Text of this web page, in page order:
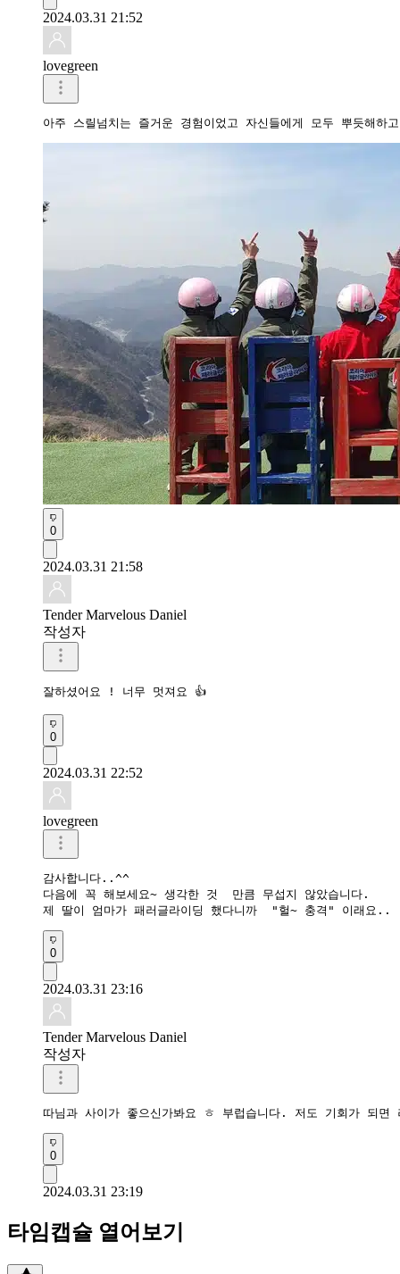
2024.03.31 21:52
lovegreen
아주 스릴넘치는 즐거운 경험이었고 자신들에게 모두 뿌듯해하
0
2024.03.31 21:58
Tender Marvelous Daniel
작성자
잘하셨어요 ! 너무 멋져요 👍
0
2024.03.31 22:52
lovegreen
감사합니다..^^
다음에 꼭 해보세요~ 생각한 것  만큼 무섭지 않았습니다.
제 딸이 엄마가 패러글라이딩 했다니까  "헐~ 충격" 이래요..
0
2024.03.31 23:16
Tender Marvelous Daniel
작성자
따님과 사이가 좋으신가봐요 ㅎ 부럽습니다. 저도 기회가 되
0
2024.03.31 23:19
타임캡슐 열어보기